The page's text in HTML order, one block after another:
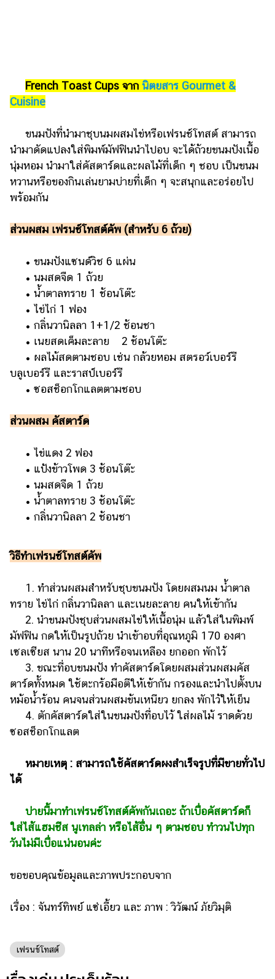
อาหาร
ง่ายๆ
ช้อป
ปิ้ง
รถยนต์
บ้าน
การ
ตกแต่ง
มือ
ราคา
ทอง
ราคา
น้ำมัน
วา
ไร
ตี้
และ
เด็ก
สัตว์
Infographic
บริการ
แอปฯ
กระปุก
คอร์ส
ออนไลน์
เรียน
เลข
ออนไลน์
ติดต่อ
แจ้ง
ปัญหา
ร่วม
งาน
กับ
เรา
French Toast Cups จาก นิตยสาร Gourmet &
Cuisine
ขนมปังที่นำมาชุบนมผสมไข่หรือเฟรนช์โทสต์ สามารถ
นำมาดัดแปลงใส่พิมพ์มัฟฟินนำไปอบ จะได้ถ้วยขนมปังเนื้อ
นุ่มหอม นำมาใส่คัสตาร์ดและผลไม้ที่เด็ก ๆ ชอบ เป็นขนม
หวานหรือของกินเล่นยามบ่ายที่เด็ก ๆ จะสนุกและอร่อยไป
พร้อมกัน
ส่วนผสม เฟรนช์โทสต์คัพ (สำหรับ 6 ถ้วย)
• ขนมปังแซนด์วิช 6 แผ่น
• นมสดจืด 1 ถ้วย
• น้ำตาลทราย 1 ช้อนโต๊ะ
• ไข่ไก่ 1 ฟอง
• กลิ่นวานิลลา 1+1/2 ช้อนชา
• เนยสดเค็มละลาย 2 ช้อนโต๊ะ
• ผลไม้สดตามชอบ เช่น กล้วยหอม สตรอว์เบอร์รี
บลูเบอร์รี และราสป์เบอร์รี
• ซอสช็อกโกแลตตามชอบ
ส่วนผสม คัสตาร์ด
• ไข่แดง 2 ฟอง
• แป้งข้าวโพด 3 ช้อนโต๊ะ
• นมสดจืด 1 ถ้วย
• น้ำตาลทราย 3 ช้อนโต๊ะ
• กลิ่นวานิลลา 2 ช้อนชา
วิธีทำเฟรนช์โทสต์คัพ
1. ทำส่วนผสมสำหรับชุบขนมปัง โดยผสมนม น้ำตาล
ทราย ไข่ไก่ กลิ่นวานิลลา และเนยละลาย คนให้เข้ากัน
2. นำขนมปังชุบส่วนผสมไข่ให้เนื้อนุ่ม แล้วใส่ในพิมพ์
มัฟฟิน กดให้เป็นรูปถ้วย นำเข้าอบที่อุณหภูมิ 170 องศา
เซลเซียส นาน 20 นาทีหรือจนเหลือง ยกออก พักไว้
3. ขณะที่อบขนมปัง ทำคัสตาร์ดโดยผสมส่วนผสมคัส
ตาร์ดทั้งหมด ใช้ตะกร้อมือตีให้เข้ากัน กรองและนำไปตั้งบน
หม้อน้ำร้อน คนจนส่วนผสมข้นเหนียว ยกลง พักไว้ให้เย็น
4. ตักคัสตาร์ดใส่ในขนมปังที่อบไว้ ใส่ผลไม้ ราดด้วย
ซอสช็อกโกแลต
หมายเหตุ : สามารถใช้คัสตาร์ดผงสำเร็จรูปที่มีขายทั่วไป
ได้
บ่ายนี้มาทำเฟรนช์โทสต์คัพกันเถอะ ถ้าเบื่อคัสตาร์ดก็
ใส่ไส้แฮมชีส นูเทลล่า หรือไส้อื่น ๆ ตามชอบ ทำวนไปทุก
วันไม่มีเบื่อแน่นอนค่ะ
ขอขอบคุณข้อมูลและภาพประกอบจาก
เรื่อง : จันทร์ทิพย์ แซ่เอี้ยว และ ภาพ : วิวัฒน์ ภัยวิมุติ​
เฟรนช์โทสต์